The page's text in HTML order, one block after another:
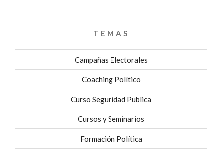
TEMAS
Campañas Electorales
Coaching Político
Curso Seguridad Publica
Cursos y Seminarios
Formación Política